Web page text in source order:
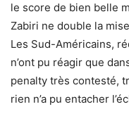
le score de bien belle
Zabiri ne double la
Les Sud-Américains,
n’ont pu réagir que
penalty très contesté,
rien n’a pu entacher